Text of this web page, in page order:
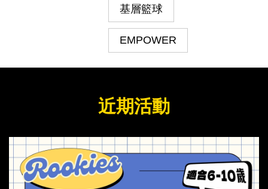
基層籃球
EMPOWER
近期活動